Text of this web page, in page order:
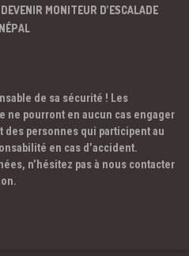
MONITEUR D’ESCALADE
de sa sécurité ! Les
ne pourront en aucun cas engager
des personnes qui participent au
en cas d’accident.
n’hésitez pas à nous contacter